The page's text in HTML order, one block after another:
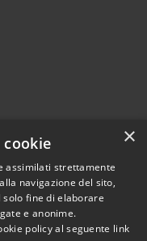
© 2026 • Comune di
• Powered by
×
assimilati strettamente
navigazione del sito,
solo fine di elaborare
e anonime.
policy al seguente link